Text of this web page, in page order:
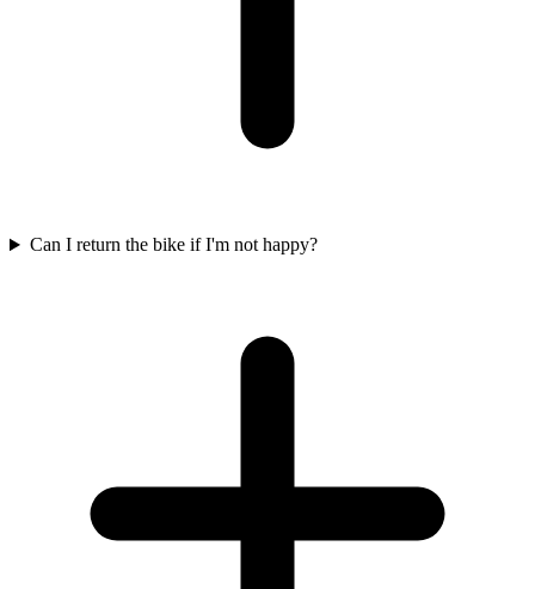
Can I return the bike if I'm not happy?